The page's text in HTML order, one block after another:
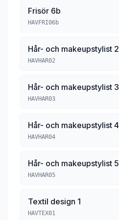
Frisör 6b
HAVFRI06b
Hår- och makeupstylist 2
HAVHAR02
Hår- och makeupstylist 3
HAVHAR03
Hår- och makeupstylist 4
HAVHAR04
Hår- och makeupstylist 5
HAVHAR05
Textil design 1
HAVTEX01